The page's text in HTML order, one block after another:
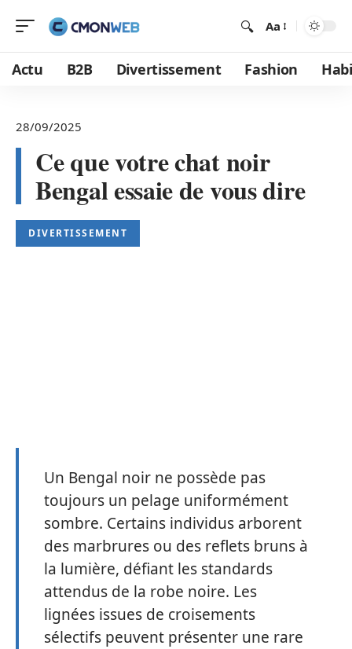
Aa
Actu B2B Divertissement Fashion
28/09/2025
Ce que votre chat noir
Bengal essaie de vous dire
DIVERTISSEMENT
Un Bengal noir ne possède pas
toujours un pelage uniformément
sombre. Certains individus arborent
des marbrures ou des reflets bruns à
la lumière, défiant les standards
attendus de la robe noire. Les
lignées issues de croisements
sélectifs peuvent présenter une rare